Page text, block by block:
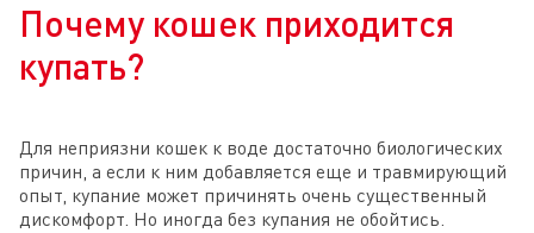
Почему кошек приходится
купать?
Для неприязни кошек к воде достаточно биологических
причин, а если к ним добавляется еще и травмирующий
опыт, купание может причинять очень существенный
дискомфорт. Но иногда без купания не обойтись.